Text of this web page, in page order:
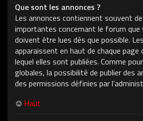
Que sont les annonces ?
Les annonces contiennent souvent
importantes concernant le forum
doivent être lues dès que possible.
apparaissent en haut de chaque page
lequel elles sont publiées. Comme
globales, la possibilité de publier des
des permissions définies par
Haut